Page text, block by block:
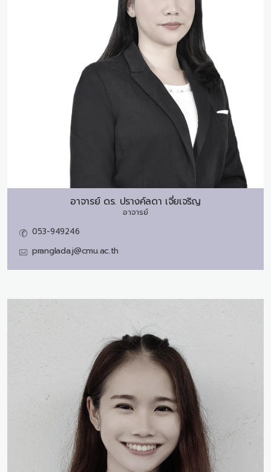
อาจารย์ ดร. ปรางค์ลดา เจี่ยเจริญ
อาจารย์
053-949246
pranglada.j@cmu.ac.th